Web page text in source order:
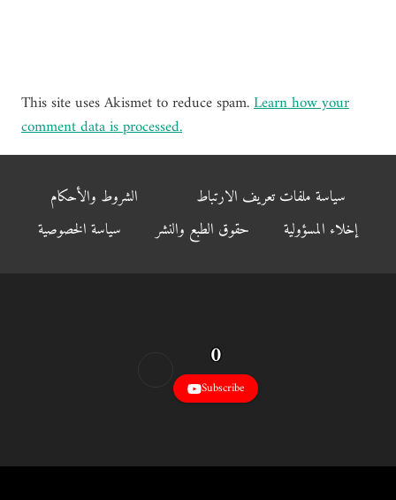
This site uses Akismet to reduce spam.Learn how your
comment data is processed.
الشروط والأحكام
سياسة ملفات تعريف الارتباط
سياسة الخصوصية
حقوق الطبع والنشر إخلاء المسؤولية
0
Subscribe